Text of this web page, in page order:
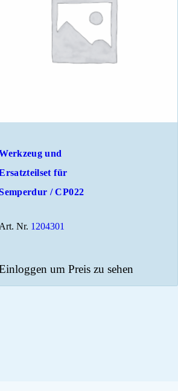
und
für
/ CP022
Art. Nr. 1204301
um Preis zu sehen